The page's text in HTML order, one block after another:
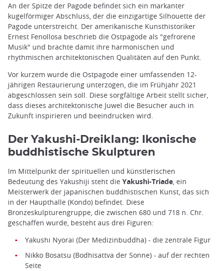
An der Spitze der Pagode befindet sich ein markanter
kugelförmiger Abschluss, der die einzigartige Silhouette der
Pagode unterstreicht. Der amerikanische Kunsthistoriker
Ernest Fenollosa beschrieb die Ostpagode als "gefrorene
Musik" und brachte damit ihre harmonischen und
rhythmischen architektonischen Qualitäten auf den Punkt.
Vor kurzem wurde die Ostpagode einer umfassenden 12-
jährigen Restaurierung unterzogen, die im Frühjahr 2021
abgeschlossen sein soll. Diese sorgfältige Arbeit stellt sicher,
dass dieses architektonische Juwel die Besucher auch in
Zukunft inspirieren und beeindrucken wird.
Der Yakushi-Dreiklang: Ikonische
buddhistische Skulpturen
Im Mittelpunkt der spirituellen und künstlerischen
Bedeutung des Yakushiji steht die Yakushi-Triade, ein
Meisterwerk der japanischen buddhistischen Kunst, das sich
in der Haupthalle (Kondo) befindet. Diese
Bronzeskulpturengruppe, die zwischen 680 und 718 n. Chr.
geschaffen wurde, besteht aus drei Figuren:
Yakushi Nyorai (Der Medizinbuddha) - die zentrale Figur
Nikko Bosatsu (Bodhisattva der Sonne) - auf der rechten
Seite